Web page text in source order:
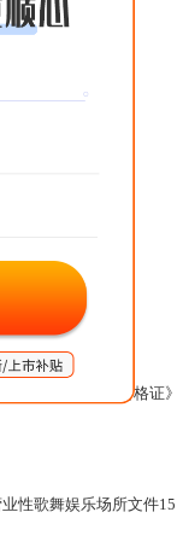
机关申领《安全合格证
性歌舞娱乐场所文件